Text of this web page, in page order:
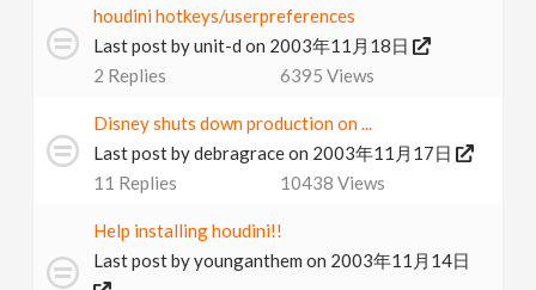
houdini hotkeys/userpreferences
Last post byunit-d on 2003年11月18日
2 Replies 6395 Views
Disney shuts down production on ...
Last post bydebragraceon 2003年11月17日
11 Replies 10438 Views
Help installing houdini!!
Last post byyounganthem on 2003年11月14日